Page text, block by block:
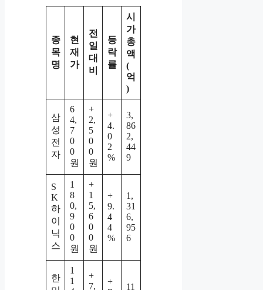
종
목
명
현
재
가
전
일
대
비
등
락
률
시
가
총
액
(
억
)
삼
성
전
자
6
4,
7
0
0
원
+
2,
5
0
0
원
+
4.
0
2
%
3,
86
2,
44
9
S
K
하
이
닉
스
1
8
0,
9
0
0
원
+
1
5,
6
0
0
원
+
9.
4
4
%
1,
31
6,
95
6
한
1
1
+
7,
+
11